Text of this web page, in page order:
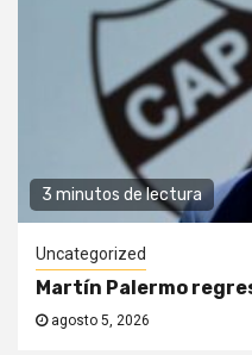
3 minutos de lectura
Uncategorized
Martín Palermo
agosto 5, 2026